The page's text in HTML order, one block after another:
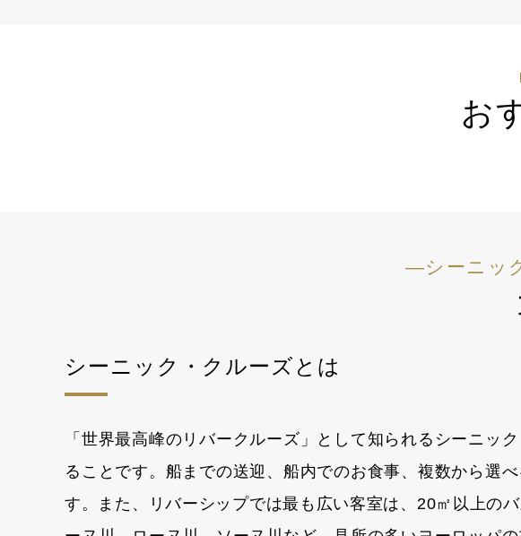
お
―シーニッ
シーニック・クルーズとは
「世界最高峰のリバークルーズ」として知られるシーニッ
ることです。船までの送迎、船内でのお食事、複数から選
す。また、リバーシップでは最も広い客室は、20㎡以上の